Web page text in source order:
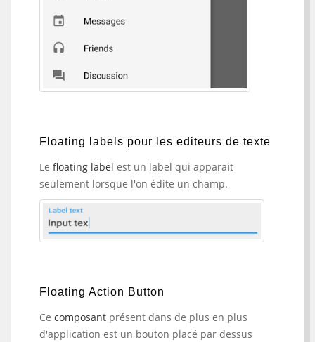
Floating labels pour les editeurs de texte
Le floating label est un label qui apparait
seulement lorsque l'on édite un champ.
Floating Action Button
Ce composant présent dans de plus en plus
d'application est un bouton placé par dessus